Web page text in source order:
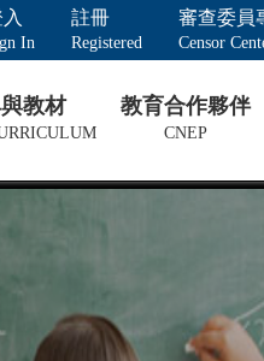
In
註冊
Registered
審查委員
Censor
教材 教育合作夥伴
CNEP